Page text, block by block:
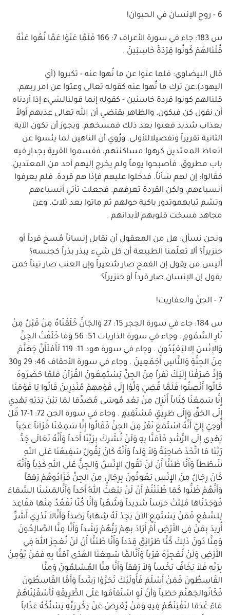
6 - روح الإنسان في الحيوان!
س 183: جاء في سورة الأعراف 7: 166 فَلَمَّا عَتَوْا عَمَّا نُهُوا عَنْهُ
قُلْنَالهُمْ كُونُوا قِرَدَةً خَاسِئِينَ .
قال البيضاوي: فلما عتوا عن ما نُهوا عنه - تكبروا (أي
اليهود).عن ترك ما نُهوا عنه كقوله تعالى وعتوا عن أمر ربهم.
قلنالهم كونوا قردة خاسئين - كقوله إنما قولنالشيء إذا أردناه
أن نقول كن فيكون. والظاهر يقتضي أن الله تعالى عذبهم أولاً
بعذاب شديد فعتوا بعد ذلك فمسخهم. ويجوز أن تكون الآية
الثانية تقريراً وتفصيلاللأولى. ورُوي أن الناهين لما يئسوا عن
اتعاظ المعتدين كرهوا مساكنتهم، فقسموا القرية بجدار فيه
باب مطروق. فأصبحوا يوماً ولم يخرج إليهم أحد من المعتدين.
فقالوا: إن لهم شأناً. فدخلوا عليهم فإذا هم قردة. فلم يعرفوا
أنسباءهم، ولكن القردة تعرفهم. فجعلت تأتي أنسباءهم
وتشم ثيابهموتدور باكية حولهم ثم ماتوا بعد ثلاث. وعن
مجاهد مسخت قلوبهم لأبدانهم .
ونحن نسأل: هل من المعقول أن نقابل إنساناً مُسخ قرداً أو
خنزيراً؟ ألا تعلّمنا الطبيعة أن كل شيء يبذر بذراً كجنسه؟
أليس من يقول إن القمح صار شعيراً وإن العنب صار تيناً كمن
يقول إن الإنسان صار قرداً أو خنزيراً؟
7 - الجنّ والعفاريت!
س 184: جاء في سورة الحِجر 15: 27 وَالجَانَّ خَلَقْنَاهُ مِنْ قَبْلُ مِنْ
نَارِ السَّمُومِ . وجاء في سورة الذاريات 51: 56 وَمَا خَلَقْتُ الجِنَّ
وَالإِنْسَ إِلاليَعْبُدُونِ . وجاء في سورة هود 11: 119 لَأَمْلَأَنَّ جَهَنَّمَ
مِنَ الجِنَّةِ وَالنَّاسِ أَجْمَعِينَ . وجاء في سورة الأحقاف 46: 29 و30
وَإِذْ صَرَفْنَا إِلَيْكَ نَفَراً مِنَ الجِنِّ يَسْتَمِعُونَ القُرْآنَ فَلَمَّا حَضَرُوهُ
قَالُوا أَنْصِتُوا فَلَمَّا قُضِيَ وَلَّوْا إِلَى قَوْمِهِمْ مُنْذِرِينَ قَالُوا يَا قَوْمَنَا
إِنَّا سَمِعْنَا كِتَاباً أُنْزِلَ مِنْ بَعْدِ مُوسَى مُصَدِّقا لمَا بَيْنَ يَدَيْهِ يَهْدِي
إِلَى الحَقِّ وَإِلَى طَرِيقٍ مُسْتَقِيمٍ . وجاء في سورة الجن 72: 1-17 قُلْ
أُوحِيَ إِليَّ أَنَّهُ اسْتَمَعَ نَفَرٌ مِنَ الجِنِّ فَقَالُوا إِنَّا سَمِعْنَا قُرْآناً عَجَباً
يَهْدِي إِلَى الرُّشْدِ فَآمَنَّا بِهِ وَلَنْ نُشْرِكَ بِرَبِّنَا أَحَداً وَأَنَّهُ تَعَالَى جَدُّ
رَبِّنَا مَا اتَّخَذَ صَاحِبَةً وَلاَ وَلَداً وَأَنَّهُ كَانَ يَقُولُ سَفِيهُنَا عَلَى اللهِ
شَطَطاً وَأَنَّا ظَنَنَّا أَنْ لَنْ تَقُولَ الإِنْسُ وَالجِنُّ عَلَى اللهِ كَذِباً وَأَنَّهُ
كَانَ رِجَالٌ مِنَ الإِنْسِ يَعُوذُونَ بِرِجَالٍ مِنَ الجِنِّ فَزَادُوهُمْ رَهَقاً
وَأَنَّهُمْ ظَنُّوا كَمَا ظَنَنْتُمْ أَنْ لَنْ يَبْعَثَ اللهُ أَحَداً وَأَنَّالمَسْنَا السَّمَاءَ
فَوَجَدْنَاهَا مُلِئَتْ حَرَساً شَدِيداً وَشُهُباً وَأَنَّا كُنَّا نَقْعُدُ مِنْهَا مَقَاعِدَ
لِلسَّمْعِ فَمَنْ يَسْتَمِعِ الآنَ يَجِدْ لَهُ شِهَاباً رَصَداً وَأَنَّالاَ نَدْرِي أَشَرٌّ
أُرِيدَ بِمَنْ فِي الأَرْضِ أَمْ أَرَادَ بِهِمْ رَبُّهُمْ رَشَداً وَأَنَّا مِنَّا الصَّالِحُونَ
وَمِنَّا دُونَ ذَلِكَ كُنَّا طَرَائِقَ قِدَداً وَأَنَّا ظَنَنَّا أَنْ لَنْ نُعْجِزَ اللهَ فِي
الأَرْضِ وَلَنْ نُعْجِزَهُ هَرَباً وَأَنَّالمَّا سَمِعْنَا الهُدَى آمَنَّا بِهِ فَمَنْ يُؤْمِنْ
بِرَبِّهِ فَلاَ يَخَافُ بَخْساً وَلاَ رَهَقاً وَأَنَّا مِنَّا المُسْلِمُونَ وَمِنَّا
القَاسِطُونَ فَمَنْ أَسْلَمَ فَأُولَئِكَ تَحَرَّوْا رَشَداً وَأَمَّا القَاسِطُونَ
فَكَانُوالجَهَنَّمَ حَطَباً وَأَنْ لَوِ اسْتَقاَمُوا عَلَى الطَّرِيقَةِ لَأَسْقَيْنَاهُمْ
مَاءً غَدَقا لنَفْتِنَهُمْ فِيهِ وَمَنْ يُعْرِضْ عَنْ ذِكْرِ رَبِّهِ يَسْلُكْهُ عَذَاباً